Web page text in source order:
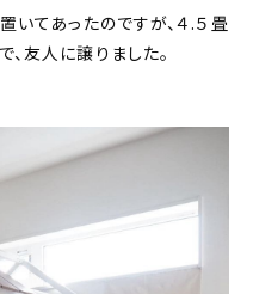
てあったのですが、４.５畳
友人に譲りました。